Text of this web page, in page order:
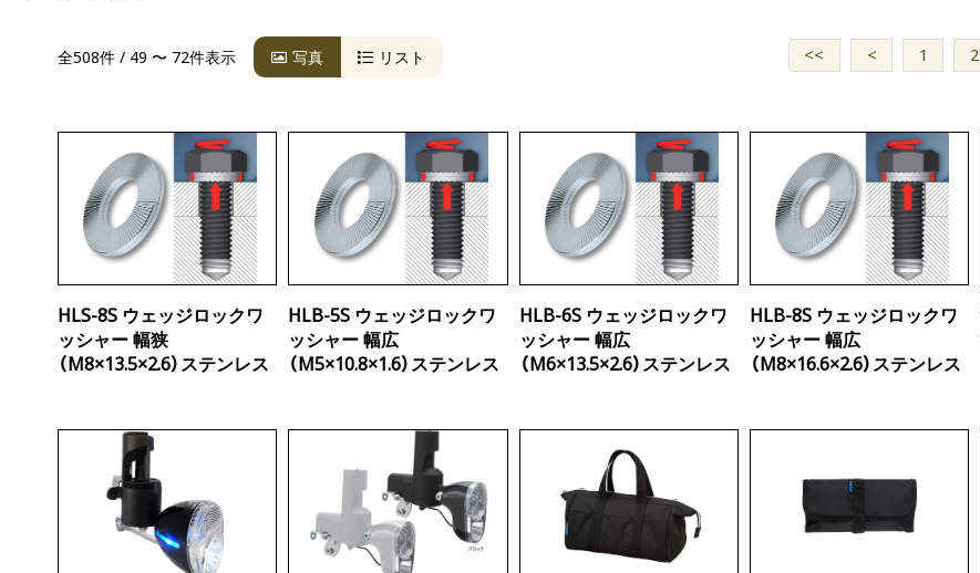
全508件 / 49 〜 72件表示 写真 リスト << < 1 2
HLS-8S ウェッジロックワ
ッシャー 幅狭
（M8×13.5×2.6）ステンレス
HLB-5S ウェッジロックワ
ッシャー 幅広
（M5×10.8×1.6）ステンレス
HLB-6S ウェッジロックワ
ッシャー 幅広
（M6×13.5×2.6）ステンレス
HLB-8S ウェッジロックワ
ッシャー 幅広
（M8×16.6×2.6）ステンレス